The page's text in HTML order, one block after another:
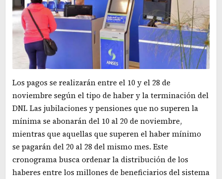
Los pagos se realizarán entre el 10 y el 28 de
noviembre según el tipo de haber y la terminación del
DNI. Las jubilaciones y pensiones que no superen la
mínima se abonarán del 10 al 20 de noviembre,
mientras que aquellas que superen el haber mínimo
se pagarán del 20 al 28 del mismo mes. Este
cronograma busca ordenar la distribución de los
haberes entre los millones de beneficiarios del sistema